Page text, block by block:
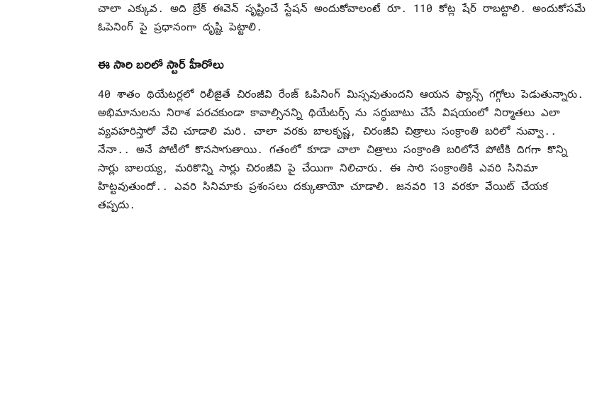
చాలా ఎక్కువ. అది బ్రేక్ ఈవెన్ సృష్టించే స్టేషన్ అందుకోవాలంటే రూ. 110 కోట్ల షేర్ రాబట్టాలి. అందుకోసమే
ఓపెనింగ్ పై ప్రధానంగా దృష్టి పెట్టాలి.
ఈ సారి బరిలో స్టార్ హీరోలు
40 శాతం థియేటర్లలో రిలీజైతే చిరంజీవి రేంజ్ ఓపినింగ్ మిస్సవుతుందని ఆయన ఫ్యాన్స్ గగ్గోలు పెడుతున్నారు.
అభిమానులను నిరాశ పరచకుండా కావాల్సినన్ని థియేటర్స్ ను సర్ధుబాటు చేసే విషయంలో నిర్మాతలు ఎలా
వ్యవహరిస్తారో వేచి చూడాలి మరి. చాలా వరకు బాలకృష్ణ, చిరంజీవి చిత్రాలు సంక్రాంతి బరిలో నువ్వా..
నేనా.. అనే పోటీలో కొనసాగుతాయి. గతంలో కూడా చాలా చిత్రాలు సంక్రాంతి బరిలోనే పోటీకి దిగగా కొన్ని
సార్లు బాలయ్య, మరికొన్ని సార్లు చిరంజీవి పై చేయిగా నిలిచారు. ఈ సారి సంక్రాంతికి ఎవరి సినిమా
హిట్టవుతుందో.. ఎవరి సినిమాకు ప్రశంసలు దక్కుతాయో చూడాలి. జనవరి 13 వరకూ వేయిట్ చేయక
తప్పదు.